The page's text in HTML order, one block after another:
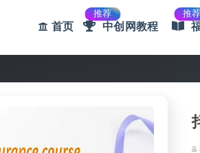
首页
推荐
中创网教程
推荐